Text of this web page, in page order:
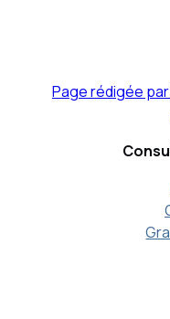
Page rédigée